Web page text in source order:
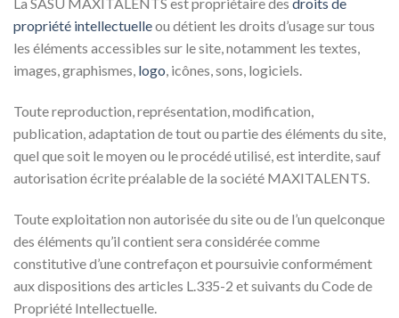
propriété intellectuelleou détient les droits d’usage sur tous
les éléments accessibles sur le site, notamment les textes,
images, graphismes, logo, icônes, sons, logiciels.
Toute reproduction, représentation, modification,
publication, adaptation de tout ou partie des éléments du site,
quel que soit le moyen ou le procédé utilisé, est interdite, sauf
autorisation écrite préalable de la société MAXITALENTS.
Toute exploitation non autorisée du site ou de l’un quelconque
des éléments qu’il contient sera considérée comme
constitutive d’une contrefaçon et poursuivie conformément
aux dispositions des articles L.335-2 et suivants du Code de
Propriété Intellectuelle.